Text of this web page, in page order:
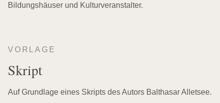
Bildungshäuser und Kulturveranstalter.
VORLAGE
Skript
Auf Grundlage eines Skripts des Autors Balthasar Alletsee.